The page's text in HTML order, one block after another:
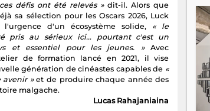
défis ont été relevés »dit-il. Alors que
sa sélection pour les Oscars 2026, Luck
l'urgence d'un écosystème solide, « le
pris au sérieux ici… pourtant c'est un
et essentiel pour les jeunes. »Avec
de formation lancé en 2021, il vise
génération de cinéastes capables de «
»et de produire chaque année des
malgache.
Lucas Rahajaniaina